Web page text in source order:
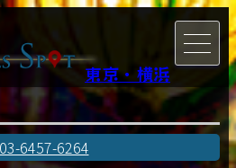
東京・横浜
03-6457-6264